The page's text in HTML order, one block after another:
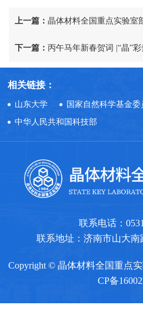
上一篇： 晶体材料全国重点实验室部署启动
下一篇： 丙午马年新春贺词 |“晶”
相关链接：
山东大学
国家自然科学基金委
中华人民共和国科技部
联系电话：
联系地址：济南市山大南
Copyright © 晶体材料全国重点
CP备